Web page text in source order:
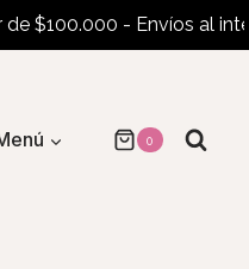
- Envíos al interior a
0